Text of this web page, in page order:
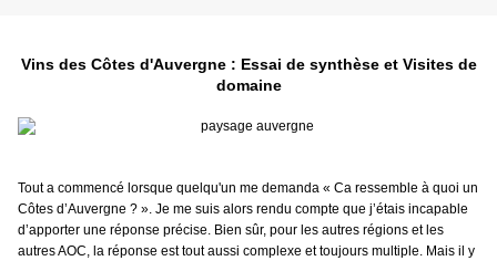
Vins des Côtes d'Auvergne : Essai de synthèse et Visites de
domaine
Tout a commencé lorsque quelqu'un me demanda « Ca ressemble à quoi un
Côtes d’Auvergne ? ». Je me suis alors rendu compte que j’étais incapable
d’apporter une réponse précise. Bien sûr, pour les autres régions et les
autres AOC, la réponse est tout aussi complexe et toujours multiple. Mais il y